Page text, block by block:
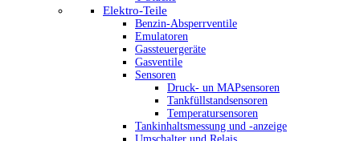
Elektro-Teile
Benzin-Absperrventile
Emulatoren
Gassteuergeräte
Gasventile
Sensoren
Druck- un MAPsensoren
Tankfüllstandsensoren
Temperatursensoren
Tankinhaltsmessung und -anzeige